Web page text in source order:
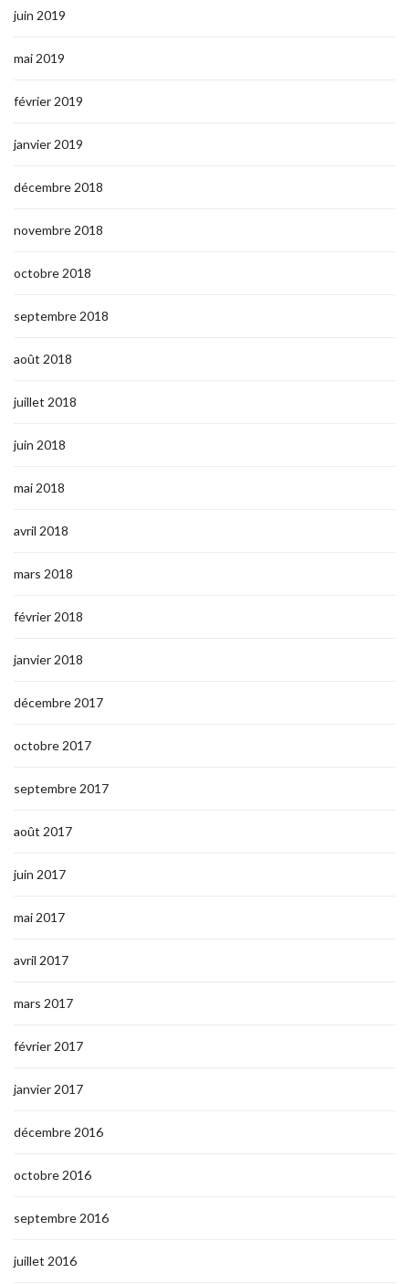
juin 2019
mai 2019
février 2019
janvier 2019
décembre 2018
novembre 2018
octobre 2018
septembre 2018
août 2018
juillet 2018
juin 2018
mai 2018
avril 2018
mars 2018
février 2018
janvier 2018
décembre 2017
octobre 2017
septembre 2017
août 2017
juin 2017
mai 2017
avril 2017
mars 2017
février 2017
janvier 2017
décembre 2016
octobre 2016
septembre 2016
juillet 2016